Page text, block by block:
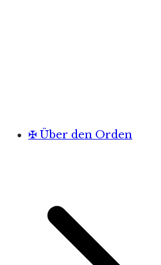
✠ Über den Orden